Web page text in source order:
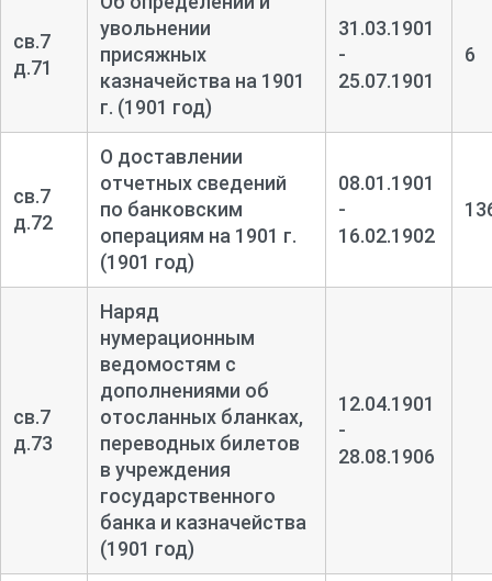
св.7
д.71
увольнении
присяжных
казначейства на 1901
г. (1901 год)
31.03.1901
-
25.07.1901
6
св.7
д.72
О доставлении
отчетных сведений
по банковским
операциям на 1901 г.
(1901 год)
08.01.1901
-
16.02.1902
св.7
д.73
Наряд
нумерационным
ведомостям с
дополнениями об
отосланных бланках,
переводных билетов
в учреждения
государственного
банка и казначейства
(1901 год)
12.04.1901
-
28.08.1906